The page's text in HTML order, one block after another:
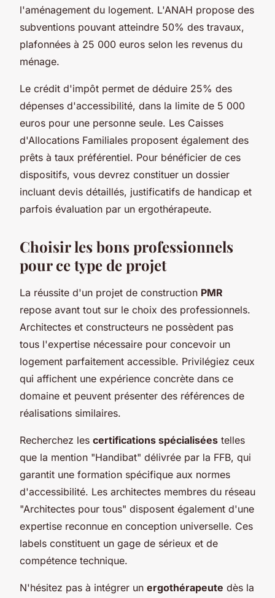
l'aménagement du logement. L'ANAH propose des
subventions pouvant atteindre 50% des travaux,
plafonnées à 25 000 euros selon les revenus du
ménage.
Le crédit d'impôt permet de déduire 25% des
dépenses d'accessibilité, dans la limite de 5 000
euros pour une personne seule. Les Caisses
d'Allocations Familiales proposent également des
prêts à taux préférentiel. Pour bénéficier de ces
dispositifs, vous devrez constituer un dossier
incluant devis détaillés, justificatifs de handicap et
parfois évaluation par un ergothérapeute.
Choisir les bons professionnels
pour ce type de projet
La réussite d'un projet de construction PMR
repose avant tout sur le choix des professionnels.
Architectes et constructeurs ne possèdent pas
tous l'expertise nécessaire pour concevoir un
logement parfaitement accessible. Privilégiez ceux
qui affichent une expérience concrète dans ce
domaine et peuvent présenter des références de
réalisations similaires.
Recherchez les certifications spécialisées telles
que la mention "Handibat" délivrée par la FFB, qui
garantit une formation spécifique aux normes
d'accessibilité. Les architectes membres du réseau
"Architectes pour tous" disposent également d'une
expertise reconnue en conception universelle. Ces
labels constituent un gage de sérieux et de
compétence technique.
N'hésitez pas à intégrer un ergothérapeute dès la